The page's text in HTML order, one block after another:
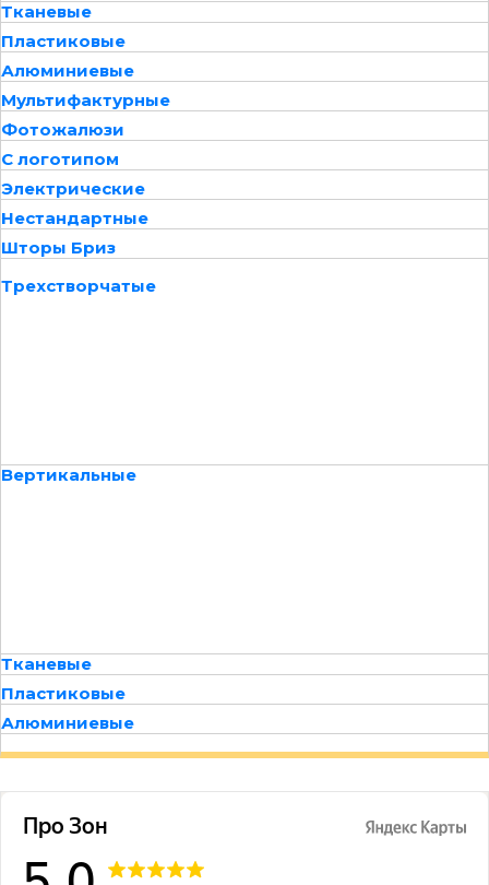
Тканевые
Пластиковые
Алюминиевые
Мультифактурные
Фотожалюзи
С логотипом
Электрические
Нестандартные
Шторы Бриз
Трехстворчатые
Вертикальные
Тканевые
Пластиковые
Алюминиевые